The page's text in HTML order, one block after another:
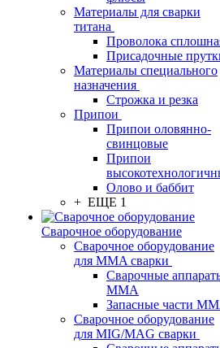
Материалы для сварки
титана
Проволока
Присадочные
Материалы специального
назначения
Строжка и резка
Припои
Припои оловянно-
свинцовые
Припои
Олово и баббит
+ ЕЩЕ 1
Сварочное оборудование
Сварочное оборудование
для MMA сварки
Сварочные
MMA
Запасные части
Сварочное оборудование
для MIG/MAG сварки